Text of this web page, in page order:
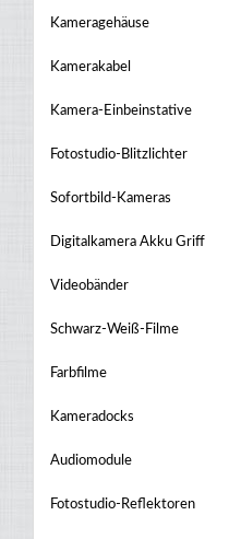
Kameragehäuse
Kamerakabel
Kamera-Einbeinstative
Fotostudio-Blitzlichter
Sofortbild-Kameras
Digitalkamera Akku Griff
Videobänder
Schwarz-Weiß-Filme
Farbfilme
Kameradocks
Audiomodule
Fotostudio-Reflektoren